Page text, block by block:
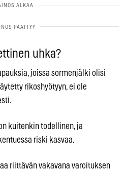
uhka?
joissa sormenjälki olisi
rikoshyötyyn, ei ole
kuitenkin todellinen, ja
riski kasvaa.
riittävän vakavana varoituksen